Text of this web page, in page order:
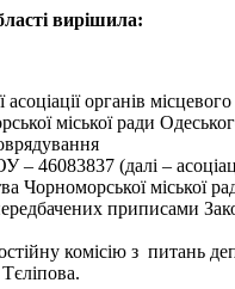
вирішила:
органів
міської ради
46083837 (далі –
міської
приписами
комісію з питань
Тєліпова.